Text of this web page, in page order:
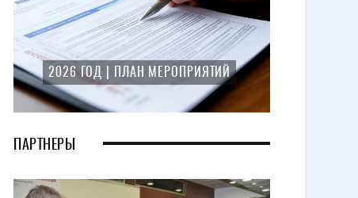
2026 ГОД | ПЛАН МЕРОПРИЯТИЙ
ПАРТНЕРЫ